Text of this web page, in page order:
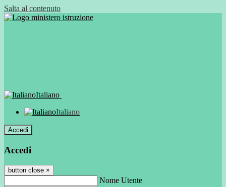
Salta al contenuto
Italiano
Italiano
Accedi
Accedi
button close ×
Nome Utente